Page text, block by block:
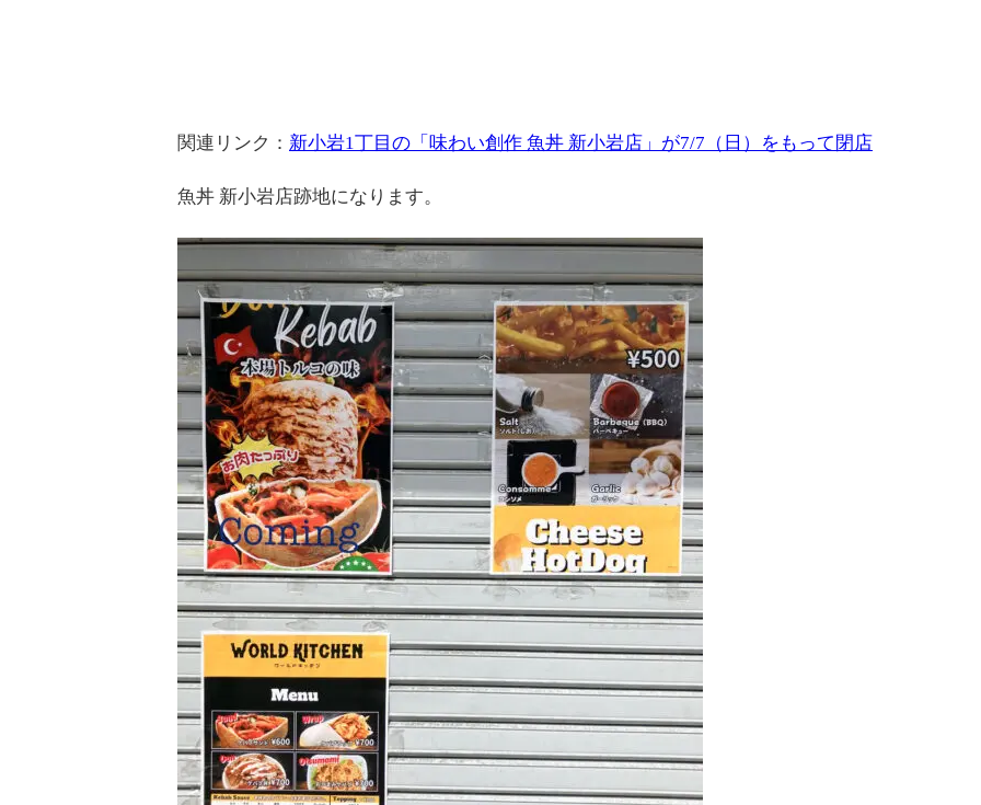
関連リンク： 新小岩1丁目の「味わい創作 魚丼 新小岩店」が7/7（日）をもって閉店
魚丼 新小岩店跡地になります。